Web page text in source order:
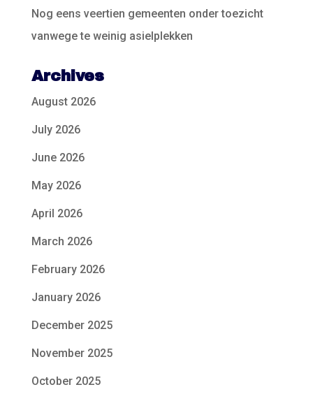
Nog eens veertien gemeenten onder toezicht
vanwege te weinig asielplekken
Archives
August 2026
July 2026
June 2026
May 2026
April 2026
March 2026
February 2026
January 2026
December 2025
November 2025
October 2025